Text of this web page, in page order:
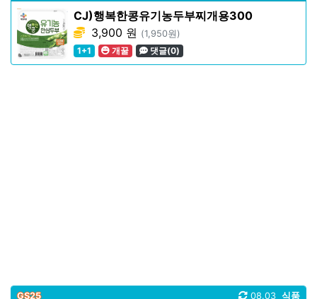
CJ)행복한콩유기농두부찌개용300
3,900 원 (1,950원)
1+1
개꿀 댓글(0)
GS25 식품
08.03